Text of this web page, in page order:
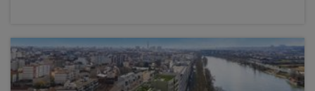
VOIR LE PROGRAMME